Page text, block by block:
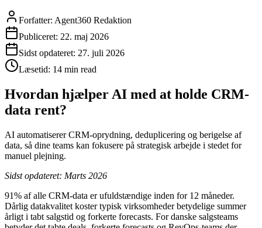
Forfatter: Agent360 Redaktion
Publiceret: 22. maj 2026
Sidst opdateret: 27. juli 2026
Læsetid: 14 min read
Hvordan hjælper AI med at holde CRM-
data rent?
AI automatiserer CRM-oprydning, deduplicering og berigelse af
data, så dine teams kan fokusere på strategisk arbejde i stedet for
manuel plejning.
Sidst opdateret: Marts 2026
91% af alle CRM-data er ufuldstændige inden for 12 måneder.
Dårlig datakvalitet koster typisk virksomheder betydelige summer
årligt i tabt salgstid og forkerte forecasts. For danske salgsteams